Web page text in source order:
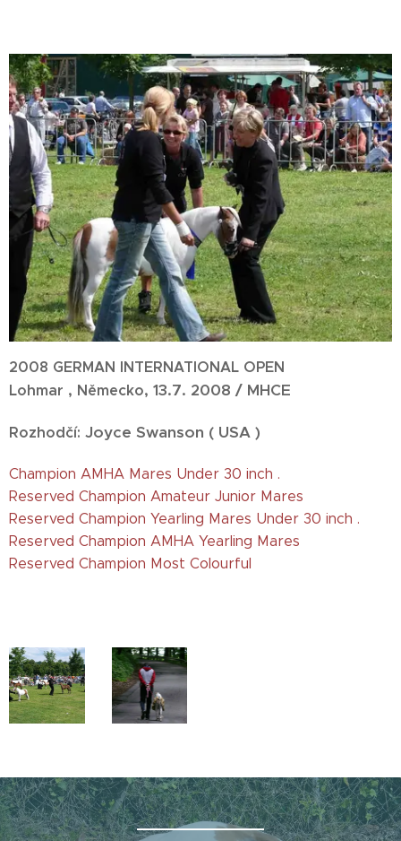
2008 GERMAN INTERNATIONAL OPEN
Lohmar , Německo, 13.7. 2008 / MHCE
Rozhodčí: Joyce Swanson ( USA )
Champion AMHA Mares Under 30 inch .
Reserved Champion Amateur Junior Mares
Reserved Champion Yearling Mares Under 30 inch .
Reserved Champion AMHA Yearling Mares
Reserved Champion Most Colourful